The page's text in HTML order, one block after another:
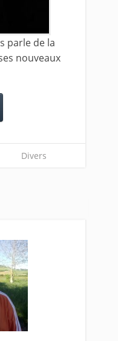
parle de la
nouveaux
Divers